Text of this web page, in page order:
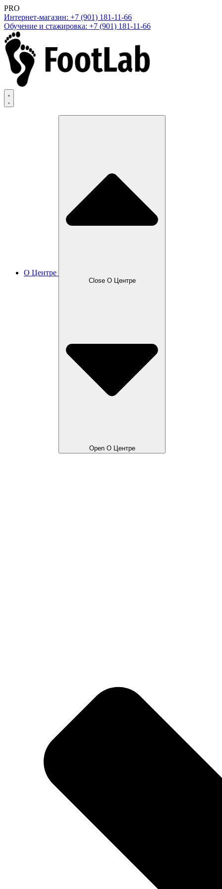
PRO
Интернет-магазин: +7 (901) 181-11-66
Обучение и стажировка: +7 (901) 181-11-66
О Центре
Close О Центре
Open О Центре